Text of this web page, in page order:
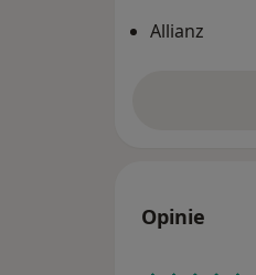
Allianz
Opinie